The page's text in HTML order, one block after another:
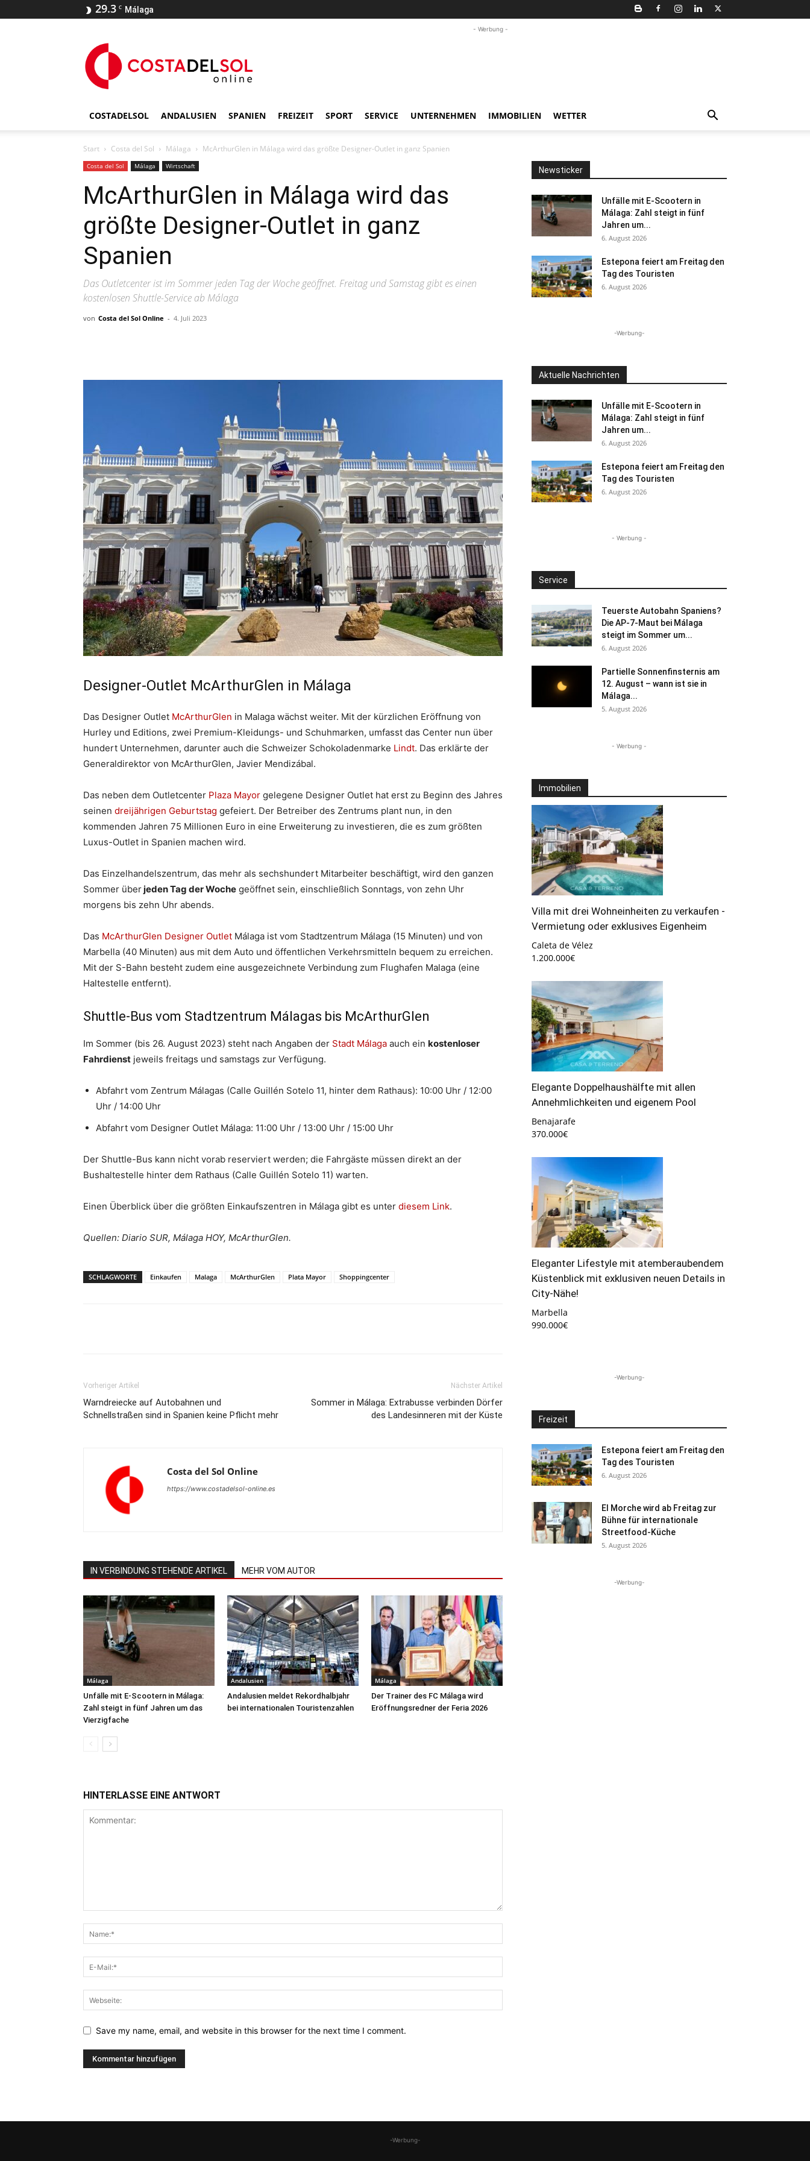
29.3 C Málaga
- Werbung -
COSTADELSOL ANDALUSIEN SPANIEN FREIZEIT SPORT SERVICE UNTERNEHMEN IMMOBILIEN WETTER
Start Costa del Sol Málaga McArthurGlen in Málaga wird das größte Designer-Outlet in ganz Spanien
Costa del Sol Málaga Wirtschaft
McArthurGlen in Málaga wird das
größte Designer-Outlet in ganz
Spanien
Das Outletcenter ist im Sommer jeden Tag der Woche geöffnet. Freitag und Samstag gibt es einen
kostenlosen Shuttle-Service ab Málaga
von Costa del Sol Online - 4. Juli 2023
Designer-Outlet McArthurGlen in Málaga
Das Designer Outlet McArthurGlen in Malaga wächst weiter. Mit der kürzlichen Eröffnung von
Hurley und Editions, zwei Premium-Kleidungs- und Schuhmarken, umfasst das Center nun über
hundert Unternehmen, darunter auch die Schweizer Schokoladenmarke Lindt. Das erklärte der
Generaldirektor von McArthurGlen, Javier Mendizábal.
Das neben dem Outletcenter Plaza Mayor gelegene Designer Outlet hat erst zu Beginn des Jahres
seinen dreijährigen Geburtstag gefeiert. Der Betreiber des Zentrums plant nun, in den
kommenden Jahren 75 Millionen Euro in eine Erweiterung zu investieren, die es zum größten
Luxus-Outlet in Spanien machen wird.
Das Einzelhandelszentrum, das mehr als sechshundert Mitarbeiter beschäftigt, wird den ganzen
Sommer überjeden Tag der Woche geöffnet sein, einschließlich Sonntags, von zehn Uhr
morgens bis zehn Uhr abends.
Das McArthurGlen Designer Outlet Málaga ist vom Stadtzentrum Málaga (15 Minuten) und von
Marbella (40 Minuten) aus mit dem Auto und öffentlichen Verkehrsmitteln bequem zu erreichen.
Mit der S-Bahn besteht zudem eine ausgezeichnete Verbindung zum Flughafen Malaga (eine
Haltestelle entfernt).
Shuttle-Bus vom Stadtzentrum Málagas bis McArthurGlen
Im Sommer (bis 26. August 2023) steht nach Angaben der Stadt Málaga auch ein kostenloser
Fahrdienst jeweils freitags und samstags zur Verfügung.
Abfahrt vom Zentrum Málagas (Calle Guillén Sotelo 11, hinter dem Rathaus): 10:00 Uhr / 12:00
Uhr / 14:00 Uhr
Abfahrt vom Designer Outlet Málaga: 11:00 Uhr / 13:00 Uhr / 15:00 Uhr
Der Shuttle-Bus kann nicht vorab reserviert werden; die Fahrgäste müssen direkt an der
Bushaltestelle hinter dem Rathaus (Calle Guillén Sotelo 11) warten.
Einen Überblick über die größten Einkaufszentren in Málaga gibt es unter diesem Link.
Quellen: Diario SUR, Málaga HOY, McArthurGlen.
SCHLAGWORTE Einkaufen Malaga McArthurGlen Plata Mayor Shoppingcenter
Vorheriger Artikel
Warndreiecke auf Autobahnen und
Schnellstraßen sind in Spanien keine Pflicht mehr
Nächster Artikel
Sommer in Málaga: Extrabusse verbinden Dörfer
des Landesinneren mit der Küste
Costa del Sol Online
https://www.costadelsol-online.es
IN VERBINDUNG STEHENDE ARTIKEL MEHR VOM AUTOR
Málaga
Unfälle mit E-Scootern in Málaga:
Zahl steigt in fünf Jahren um das
Vierzigfache
Andalusien
Andalusien meldet Rekordhalbjahr
bei internationalen Touristenzahlen
Málaga
Der Trainer des FC Málaga wird
Eröffnungsredner der Feria 2026
HINTERLASSE EINE ANTWORT
Save my name, email, and website in this browser for the next time I comment.
Newsticker
Unfälle mit E-Scootern in
Málaga: Zahl steigt in fünf
Jahren um...
6. August 2026
Estepona feiert am Freitag den
Tag des Touristen
6. August 2026
-Werbung-
Aktuelle Nachrichten
Unfälle mit E-Scootern in
Málaga: Zahl steigt in fünf
Jahren um...
6. August 2026
Estepona feiert am Freitag den
Tag des Touristen
6. August 2026
- Werbung -
Service
Teuerste Autobahn Spaniens?
Die AP-7-Maut bei Málaga
steigt im Sommer um...
6. August 2026
Partielle Sonnenfinsternis am
12. August – wann ist sie in
Málaga...
5. August 2026
- Werbung -
Immobilien
Villa mit drei Wohneinheiten zu verkaufen -
Vermietung oder exklusives Eigenheim
Caleta de Vélez
1.200.000€
Elegante Doppelhaushälfte mit allen
Annehmlichkeiten und eigenem Pool
Benajarafe
370.000€
Eleganter Lifestyle mit atemberaubendem
Küstenblick mit exklusiven neuen Details in
City-Nähe!
Marbella
990.000€
-Werbung-
Freizeit
Estepona feiert am Freitag den
Tag des Touristen
6. August 2026
El Morche wird ab Freitag zur
Bühne für internationale
Streetfood-Küche
5. August 2026
-Werbung-
-Werbung-